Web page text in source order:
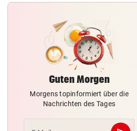
Guten Morgen
Morgens topinformiert über die
Nachrichten des Tages